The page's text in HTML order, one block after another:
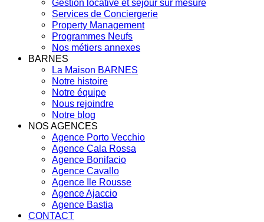
Gestion locative et séjour sur mesure
Services de Conciergerie
Property Management
Programmes Neufs
Nos métiers annexes
BARNES
La Maison BARNES
Notre histoire
Notre équipe
Nous rejoindre
Notre blog
NOS AGENCES
Agence Porto Vecchio
Agence Cala Rossa
Agence Bonifacio
Agence Cavallo
Agence Ile Rousse
Agence Ajaccio
Agence Bastia
CONTACT